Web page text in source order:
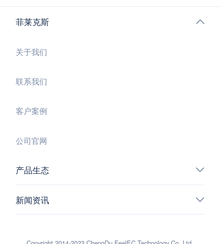
菲莱克斯
关于我们
联系我们
客户案例
公司官网
产品生态
新闻资讯